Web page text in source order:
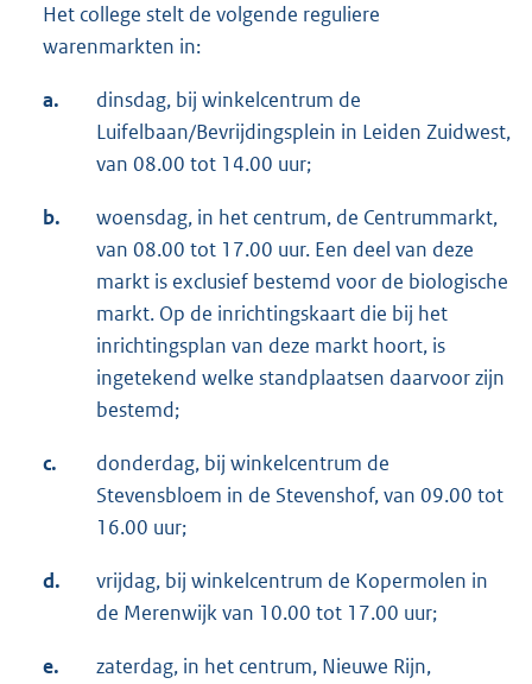
Het college stelt de volgende reguliere
warenmarkten in:
a.
dinsdag, bij winkelcentrum de
Luifelbaan/Bevrijdingsplein in Leiden Zuidwest,
van 08.00 tot 14.00 uur;
b.
woensdag, in het centrum, de Centrummarkt,
van 08.00 tot 17.00 uur. Een deel van deze
markt is exclusief bestemd voor de biologische
markt. Op de inrichtingskaart die bij het
inrichtingsplan van deze markt hoort, is
ingetekend welke standplaatsen daarvoor zijn
bestemd;
c.
donderdag, bij winkelcentrum de
Stevensbloem in de Stevenshof, van 09.00 tot
16.00 uur;
d.
vrijdag, bij winkelcentrum de Kopermolen in
de Merenwijk van 10.00 tot 17.00 uur;
e.
zaterdag, in het centrum, Nieuwe Rijn,